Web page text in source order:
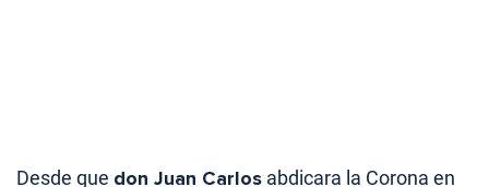
Desde que don Juan Carlos abdicara la Corona en